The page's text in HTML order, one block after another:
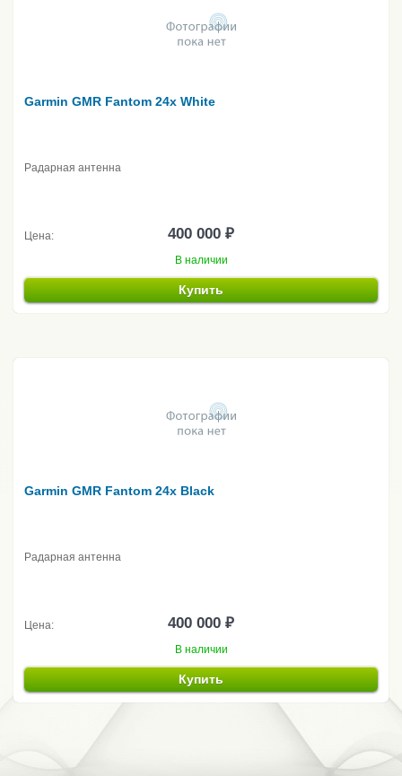
Garmin GMR Fantom 24x White
Радарная антенна
Цена: 400 000 ₽
В наличии
Купить
Garmin GMR Fantom 24x Black
Радарная антенна
Цена: 400 000 ₽
В наличии
Купить